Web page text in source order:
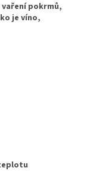
pokrmů,
je víno,